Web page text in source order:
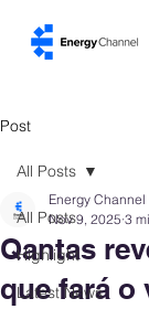
Post
All Posts
Highlight
Latest News
All Posts
Qantas
que fará o
Energy Channel
Nov 9, 2025 3